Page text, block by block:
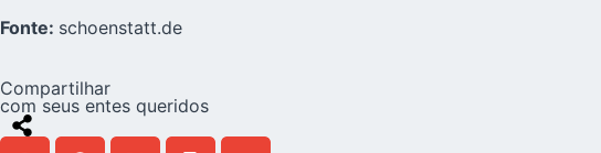
Fonte: schoenstatt.de
Compartilhar
com seus entes queridos